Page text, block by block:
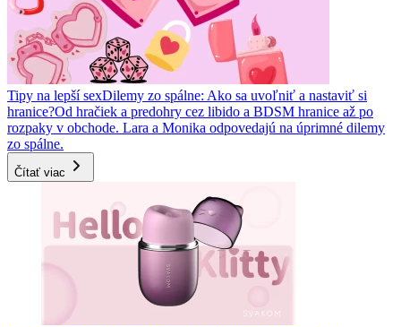
Tipy na lepší sexDilemy zo spálne: Ako sa uvoľniť a nastaviť si
hranice?Od hračiek a predohry cez libido a BDSM hranice až po
rozpaky v obchode. Lara a Monika odpovedajú na úprimné dilemy
zo spálne.
Čítať viac